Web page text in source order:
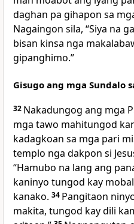
daghan pa gihapon sa
Nagaingon sila, “Siya na
bisan kinsa nga
gipanghimo.”
Gisugo ang mga Sundalo
32 Nakadungog ang mga
mga tawo mahitungod
kadagkoan sa mga pari
templo nga dakpon si
“Hamubo na lang ang
kaninyo tungod kay
kanako. 34 Pangitaon
makita, tungod kay dili